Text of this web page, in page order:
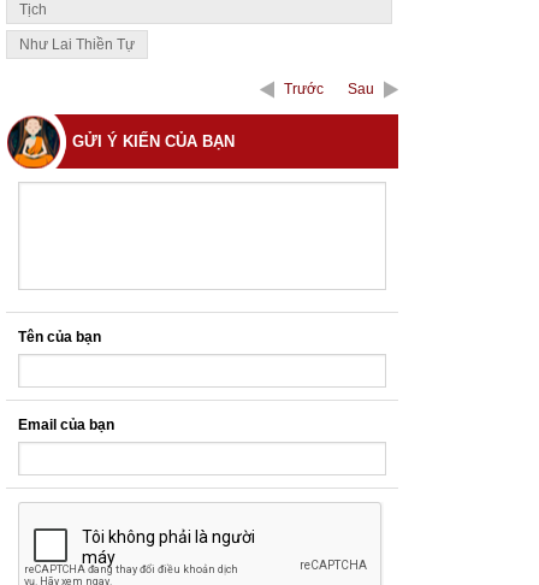
Tịch
Như Lai Thiền Tự
Trước Sau
GỬI Ý KIẾN CỦA BẠN
Tên của bạn
Email của bạn